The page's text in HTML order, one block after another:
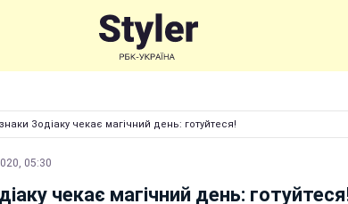
Зодіаку чекає магічний день: готуйтеся!
05:30
чекає магічний день: